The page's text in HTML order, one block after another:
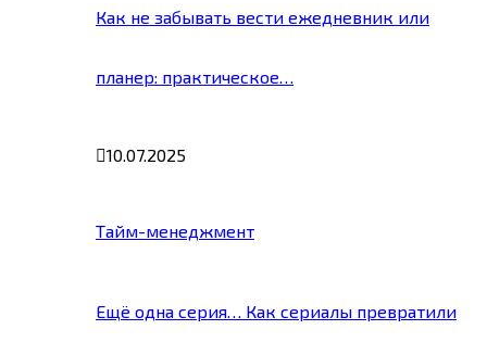
Как не забывать вести ежедневник или
планер: практическое…
10.07.2025
Тайм-менеджмент
Ещё одна серия… Как сериалы превратили